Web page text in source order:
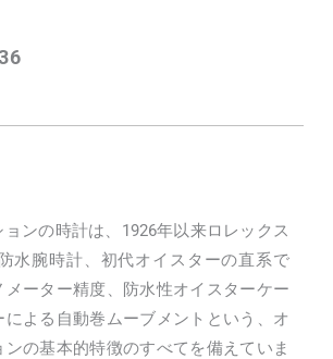
ンの時計は、1926年以来ロレックス
水腕時計、初代オイスターの直系で
ーター精度、防水性オイスターケー
よる自動巻ムーブメントという、オ
の基本的特徴のすべてを備えていま